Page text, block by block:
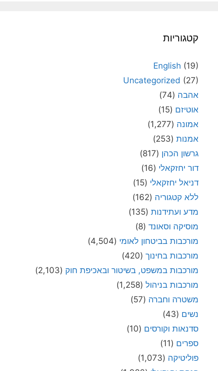
קטגוריות
English (19)
Uncategorized (27)
אהבה (74)
אוטיזם (15)
אמונה (1,277)
אמנות (253)
גרשון הכהן (817)
דור יחזקאלי (16)
דניאל יחזקאלי (15)
ללא קטגוריה (162)
מדע ועתידנות (135)
מוסיקה וסאונד (8)
מורכבות בביטחון לאומי (4,504)
מורכבות בחינוך (420)
מורכבות במשפט, בשיטור ובאכיפת חוק (2,103)
מורכבות בניהול (1,258)
משטרה וחברה (57)
נשים (43)
סדנאות וקורסים (10)
ספרים (11)
פוליטיקה (1,073)